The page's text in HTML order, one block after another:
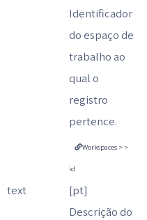
Identificador
do espaço de
trabalho ao
qual o
registro
pertence.
Workspaces > >
id
text
[pt]
Descrição do